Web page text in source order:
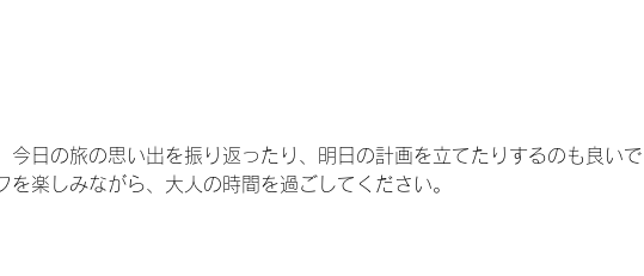
今日の旅の思い出を振り返ったり、明日の計画を立てたりするのも良いで
を楽しみながら、大人の時間を過ごしてください。